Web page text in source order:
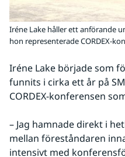
Iréne Lake håller ett anförande
hon representerade CORDEX-
Iréne Lake började som
funnits i cirka ett år på
CORDEX-konferensen
– Jag hamnade direkt i
mellan föreståndaren
intensivt med